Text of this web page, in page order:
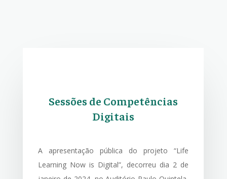
Sessões de Competências
Digitais
A apresentação pública do projeto “Life
Learning Now is Digital”, decorreu dia 2 de